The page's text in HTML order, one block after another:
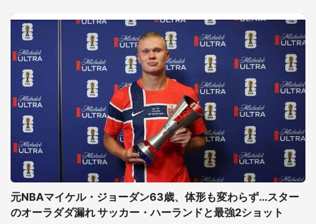
元NBAマイケル・ジョーダン63歳、体形も変わらず...スター
のオーラダダ漏れ サッカー・ハーランドと最強2ショット